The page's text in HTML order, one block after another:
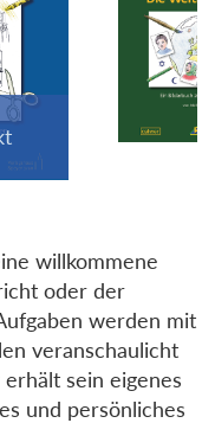
willkommene
oder der
werden mit
veranschaulicht
sein eigenes
und persönliches